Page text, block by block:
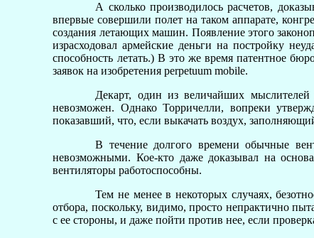
А сколько производилось расчетов,
впервые совершили полет на таком аппарате,
создания летающих машин. Появление этого
израсходовал армейские деньги на постройку
способность летать.) В это же время патентное
заявок на изобретения perpetuum mobile.
Декарт, один из величайших
невозможен. Однако Торричелли, вопреки
показавший, что, если выкачать воздух,
В течение долгого времени обычные
невозможными. Кое-кто даже доказывал на
вентиляторы работоспособны.
Тем не менее в некоторых случаях,
отбора, поскольку, видимо, просто непрактично
с ее стороны, и даже пойти против нее, если